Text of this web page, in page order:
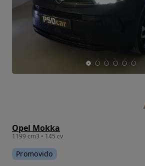
Opel Mokka
1199 cm3 • 145 cv
Promovido